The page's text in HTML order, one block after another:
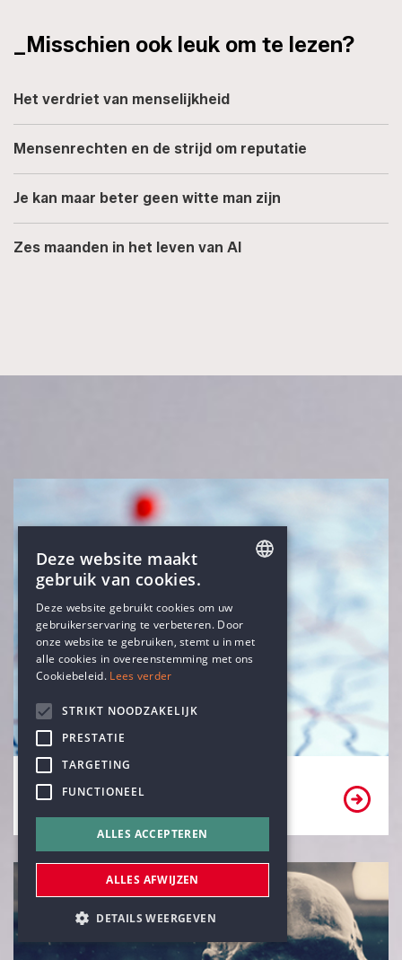
_Misschien ook leuk om te lezen?
Het verdriet van menselijkheid
Mensenrechten en de strijd om reputatie
Je kan maar beter geen witte man zijn
Zes maanden in het leven van AI
Zoek een afdeling in uw buurt
DUTCH
Deze website maakt
gebruik van cookies.
Deze website gebruikt cookies om uw
gebruikerservaring te verbeteren. Door
onze website te gebruiken, stemt u in met
alle cookies in overeenstemming met ons
Cookiebeleid. Lees verder
STRIKT NOODZAKELIJK
PRESTATIE
TARGETING
FUNCTIONEEL
ALLES ACCEPTEREN
ALLES AFWIJZEN
DETAILS WEERGEVEN